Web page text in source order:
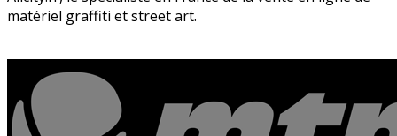
matériel graffiti et street art.